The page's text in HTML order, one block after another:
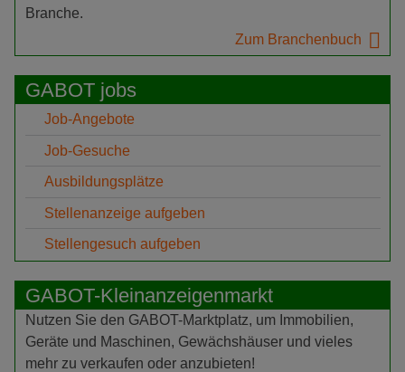
Branche.
Zum Branchenbuch
GABOT jobs
Job-Angebote
Job-Gesuche
Ausbildungsplätze
Stellenanzeige aufgeben
Stellengesuch aufgeben
GABOT-Kleinanzeigenmarkt
Nutzen Sie den GABOT-Marktplatz, um Immobilien,
Geräte und Maschinen, Gewächshäuser und vieles
mehr zu verkaufen oder anzubieten!